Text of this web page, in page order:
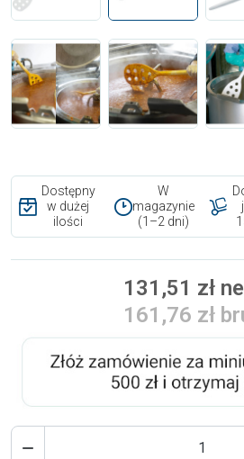
Dostępny
w dużej
ilości
W
magazynie
(1–2 dni)
131,51 zł
161,76 zł
